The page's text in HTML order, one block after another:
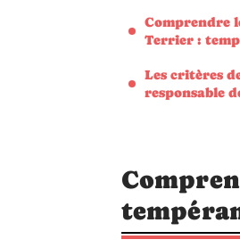
Comprendre
Terrier :
Les critères
responsable